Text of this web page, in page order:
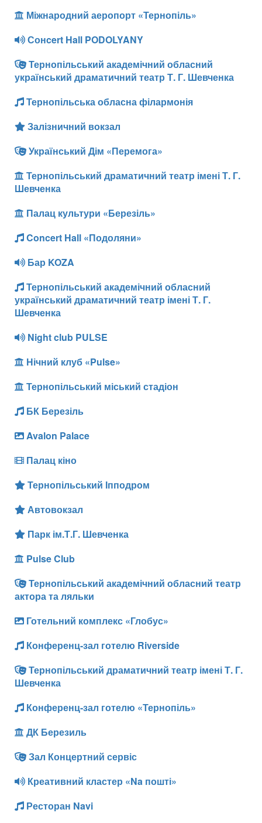
Міжнародний аеропорт «Тернопіль»
Сонcert Hall PODOLYANY
Тернопільський академічний обласний
український драматичний театр Т. Г. Шевченка
Тернопільська обласна філармонія
Залізничний вокзал
Український Дім «Перемога»
Тернопільський драматичний театр імені Т. Г.
Шевченка
Палац культури «Березіль»
Concert Hall «Подоляни»
Бар KOZA
Тернопільський академічний обласний
український драматичний театр імені Т. Г.
Шевченка
Night club PULSE
Нічний клуб «Pulse»
Тернопільський міський стадіон
БК Березіль
Avalon Palace
Палац кіно
Тернопільський Іпподром
Автовокзал
Парк ім.Т.Г. Шевченка
Pulse Club
Тернопільський академічний обласний театр
актора та ляльки
Готельний комплекс «Глобус»
Конференц-зал готелю Riverside
Тернопільський драматичний театр імені Т. Г.
Шевченка
Конференц-зал готелю «Тернопіль»
ДК Березиль
Зал Концертний сервіс
Креативний кластер «Na пошті»
Ресторан Navi